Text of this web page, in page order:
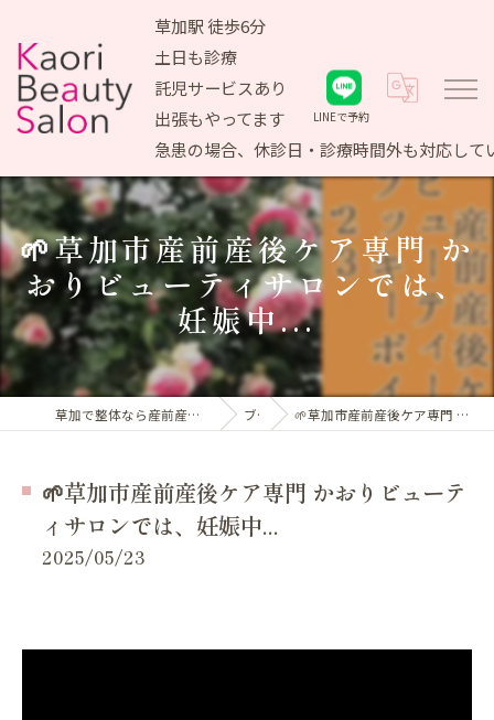
草加駅 徒歩6分
土日も診療
託児サービスあり
出張もやってます
急患の場合、休診日・診療時間外も対応して
LINEで予約
🌱草加市産前産後ケア専門 か
おりビューティサロンでは、
妊娠中...
草加で整体なら産前産後ケア専門 かおりビューティサロン ブログ 🌱草加市産前産後ケア専門 かおりビューティサロンでは、妊娠中...
🌱草加市産前産後ケア専門 かおりビューテ
ィサロンでは、妊娠中...
2025/05/23